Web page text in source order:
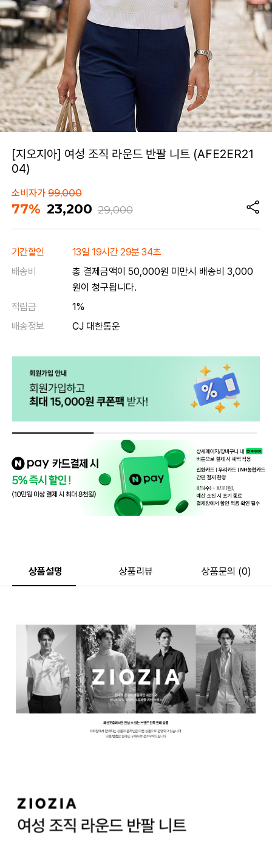
[지오지아] 여성 조직 라운드 반팔 니트 (AFE2ER21
04)
소비자가99,000
77% 23,200 29,000
기간할인
13일 19시간 29분 34초
배송비
총 결제금액이 50,000원 미만시 배송비 3,000
원이 청구됩니다.
적립금
1%
배송정보
CJ 대한통운
상품설명 상품리뷰 상품문의 (0)